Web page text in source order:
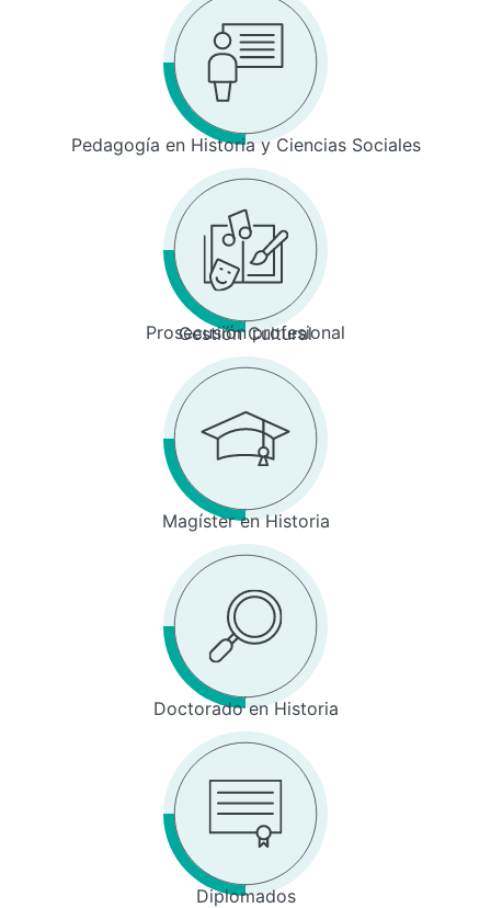
Pedagogía en Historia y Ciencias Sociales
Prosecusión profesional
Gestión Cultural
Magíster en Historia
Doctorado en Historia
Diplomados